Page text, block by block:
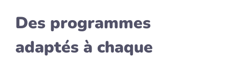
Des programmes
adaptés à chaque